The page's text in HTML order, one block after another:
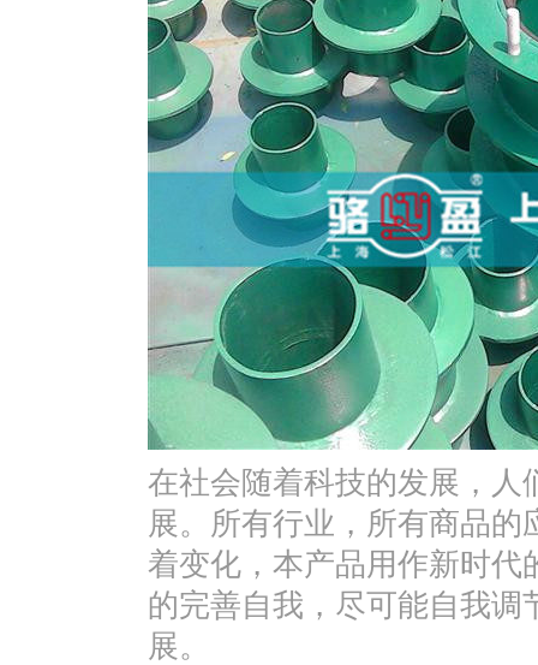
在社会随着科技的发展，人
展。所有行业，所有商品
着变化，本产品用作新时代
的完善自我，尽可能自我调
展。